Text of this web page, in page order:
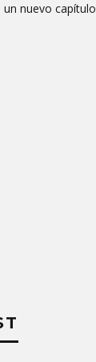
un nuevo capítulo